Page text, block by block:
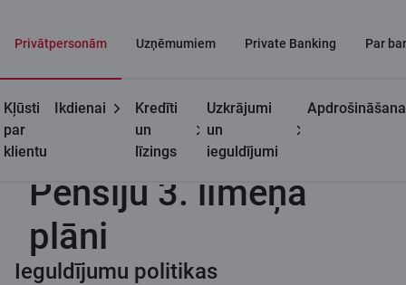
Privātpersonām Uzņēmumiem Private Banking Par
Kļūsti
par
klientu
Ikdienai
Kredīti
un
līzings
Uzkrājumi
un
ieguldījumi
Apdrošināšana
Privātpersonām Pensiju 3. līmenis Pensiju 3. līmeņa plāni
Pensiju 3. līmeņa
plāni
Ieguldījumu politikas